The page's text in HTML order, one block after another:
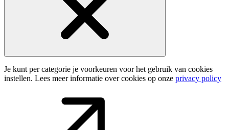
Je kunt per categorie je voorkeuren voor het gebruik van cookies
instellen. Lees meer informatie over cookies op onze privacy policy